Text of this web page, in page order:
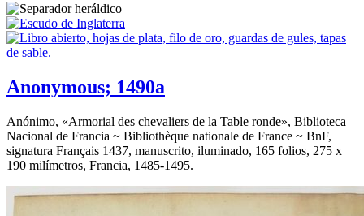
Anonymous; 1490a
Anónimo, «Armorial des chevaliers de la Table ronde», Biblioteca
Nacional de Francia ~ Bibliothèque nationale de France ~ BnF,
signatura Français 1437, manuscrito, iluminado, 165 folios, 275 x
190 milímetros, Francia, 1485-1495.